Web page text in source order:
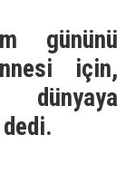
gününü
için,